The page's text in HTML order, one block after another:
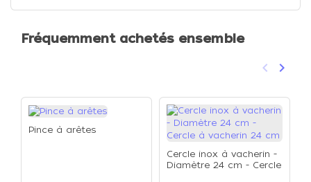
Fréquemment achetés ensemble
Précédent
keyboard_arrow_left keyboard_arrow_right
Pince à arêtes
Cercle inox à vacherin -
Diamètre 24 cm - Cercle